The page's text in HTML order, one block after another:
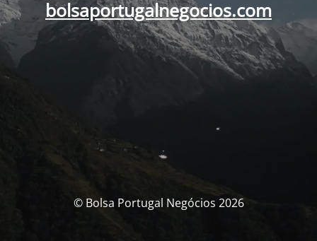
bolsaportugalnegocios.com
© Bolsa Portugal Negócios 2026